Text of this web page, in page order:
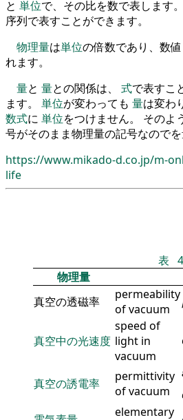
と 単位で、その比を数で表します
序列で表すことができます。
物理量は単位の倍数であり、数値
れます。
量と 量との関係は、 式で表すこ
ます。 単位が変わっても 量は変わ
数式に 単位をつけません。 そのよ
号がそのまま物理量の記号なのでを
https://www.mikado-d.co.jp/m-
life
表 4
物理量
真空の透磁率
permeability
of vacuum
真空中の光速度
speed of
light in
vacuum
真空の誘電率
permittivity
of vacuum
elementary